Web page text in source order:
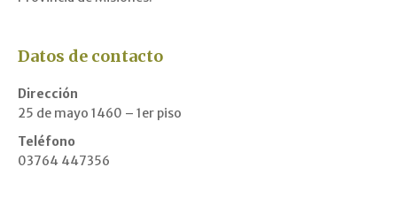
Datos de contacto
Dirección
25 de mayo 1460 – 1er piso
Teléfono
03764 447356